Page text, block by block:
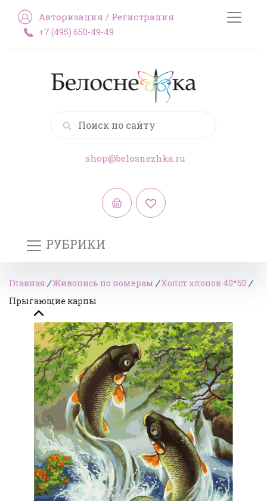
Авторизация / Регистрация
+7 (495) 650-49-49
shop@belosnezhka.ru
РУБРИКИ
Главная /Живопись по номерам /Холст хлопок 40*50 /
Прыгающие карпы